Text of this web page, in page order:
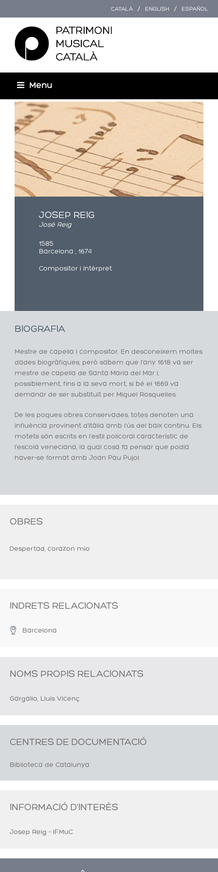
CATALÀ ENGLISH ESPAÑOL
Menu
Esteu aquí
JOSEP REIG
José Reig
1585
Barcelona , 1674
Compositor i Intèrpret
BIOGRAFIA
Mestre de capella i compositor. En desconeixem moltes
dades biogràfiques, però sabem que l’any 1618 va ser
mestre de capella de Santa Maria del Mar i,
possiblement, fins a la seva mort, si bé el 1669 va
demanar de ser substituït per Miquel Rosquelles.
De les poques obres conservades, totes denoten una
influència provinent d’Itàlia amb l’ús del baix continu. Els
motets són escrits en l’estil policoral característic de
l’escola veneciana, la qual cosa fa pensar que podia
haver-se format amb Joan Pau Pujol.
OBRES
Despertad, corazon mio
INDRETS RELACIONATS
Barcelona
NOMS PROPIS RELACIONATS
Gargallo, Lluís Vicenç
CENTRES DE DOCUMENTACIÓ
Biblioteca de Catalunya
INFORMACIÓ D'INTERÈS
Josep Reig - IFMuC